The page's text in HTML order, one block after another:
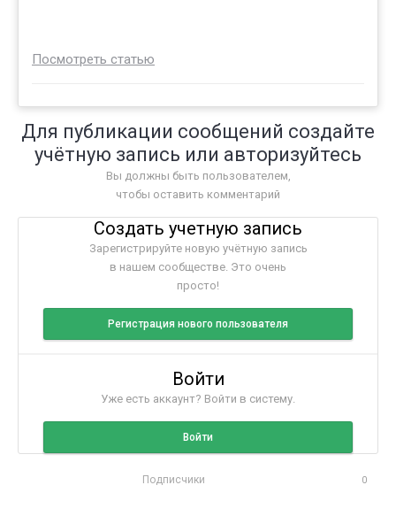
Посмотреть статью
Для публикации сообщений создайте
учётную запись или авторизуйтесь
Вы должны быть пользователем,
чтобы оставить комментарий
Создать учетную запись
Зарегистрируйте новую учётную запись
в нашем сообществе. Это очень
просто!
Регистрация нового пользователя
Войти
Уже есть аккаунт? Войти в систему.
Войти
Подписчики 0